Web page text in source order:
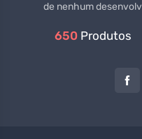
de nenhum
650 Produtos